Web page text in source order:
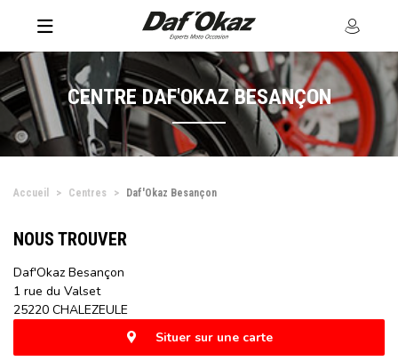
CENTRE DAF'OKAZ BESANÇON
Accueil Centres Daf'Okaz Besançon
NOUS TROUVER
Daf'Okaz Besançon
1 rue du Valset
25220 CHALEZEULE
Situer sur une carte